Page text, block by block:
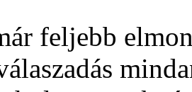
feljebb